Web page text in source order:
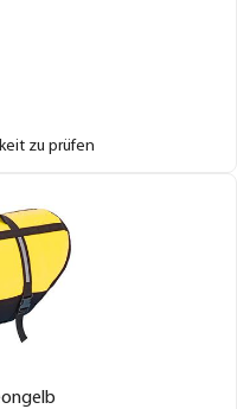
zu prüfen